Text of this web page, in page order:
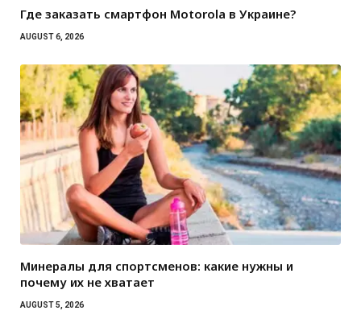
Где заказать смартфон Motorola в Украине?
AUGUST 6, 2026
Минералы для спортсменов: какие нужны и
почему их не хватает
AUGUST 5, 2026